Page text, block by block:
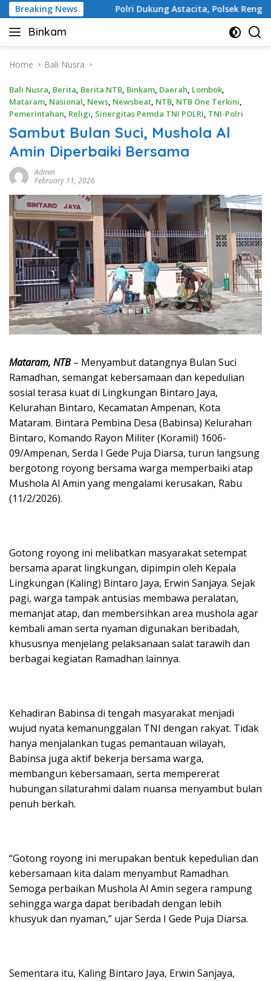
Skip
to
content
Breaking NewsPolri Dukung Astacita, Polsek Rengel Polres
Binkam
Home Bali Nusra
Bali Nusra, Berita, Berita NTB, Binkam, Daerah, Lombok,
Mataram, Nasional, News, Newsbeat, NTB, NTB One Terkini,
Pemerintahan, Religi, Sinergitas Pemda TNI POLRI, TNI-Polri
Sambut Bulan Suci, Mushola Al
Amin Diperbaiki Bersama
Admin
February 11, 2026
Mataram, NTB – Menyambut datangnya Bulan Suci
Ramadhan, semangat kebersamaan dan kepedulian
sosial terasa kuat di Lingkungan Bintaro Jaya,
Kelurahan Bintaro, Kecamatan Ampenan, Kota
Mataram. Bintara Pembina Desa (Babinsa) Kelurahan
Bintaro, Komando Rayon Militer (Koramil) 1606-
09/Ampenan, Serda I Gede Puja Diarsa, turun langsung
bergotong royong bersama warga memperbaiki atap
Mushola Al Amin yang mengalami kerusakan, Rabu
(11/2/2026).
Gotong royong ini melibatkan masyarakat setempat
bersama aparat lingkungan, dipimpin oleh Kepala
Lingkungan (Kaling) Bintaro Jaya, Erwin Sanjaya. Sejak
pagi, warga tampak antusias membawa peralatan,
memanjat atap, dan membersihkan area mushola agar
kembali aman serta nyaman digunakan beribadah,
khususnya menjelang pelaksanaan salat tarawih dan
berbagai kegiatan Ramadhan lainnya.
Kehadiran Babinsa di tengah masyarakat menjadi
wujud nyata kemanunggalan TNI dengan rakyat. Tidak
hanya menjalankan tugas pemantauan wilayah,
Babinsa juga aktif bekerja bersama warga,
membangun kebersamaan, serta mempererat
hubungan silaturahmi dalam nuansa menyambut bulan
penuh berkah.
“Gotong royong ini merupakan bentuk kepedulian dan
kebersamaan kita dalam menyambut Ramadhan.
Semoga perbaikan Mushola Al Amin segera rampung
sehingga warga dapat beribadah dengan lebih
khusyuk dan nyaman,” ujar Serda I Gede Puja Diarsa.
Sementara itu, Kaling Bintaro Jaya, Erwin Sanjaya,